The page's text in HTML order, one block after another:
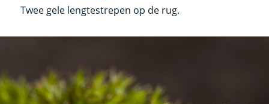
Twee gele lengtestrepen op de rug.